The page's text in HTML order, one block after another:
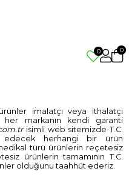
0 0
imalatçı veya ithalatçı
her markanın kendi garanti
isimli web sitemizde T.C.
edecek herhangi bir ürün
medikal türü ürünlerin reçetesiz
ürünlerin tamamının T.C.
olduğunu taahhüt ederiz.